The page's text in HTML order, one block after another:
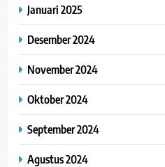
Januari 2025
Desember 2024
November 2024
Oktober 2024
September 2024
Agustus 2024